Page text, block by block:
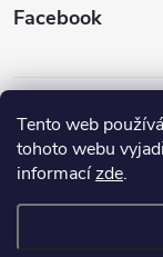
Tento web
tohoto webu
informacízde.
Facebook